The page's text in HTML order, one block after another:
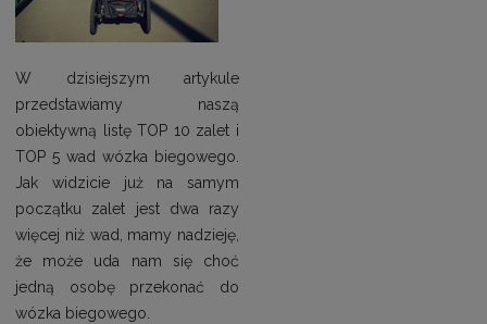
W dzisiejszym artykule
przedstawiamy naszą
obiektywną listę TOP 10 zalet i
TOP 5 wad wózka biegowego.
Jak widzicie już na samym
początku zalet jest dwa razy
więcej niż wad, mamy nadzieję,
że może uda nam się choć
jedną osobę przekonać do
wózka biegowego.